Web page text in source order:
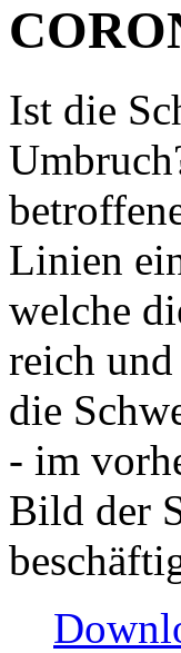
Ist die
Linien
welche
reich und
die
- im
Bild der